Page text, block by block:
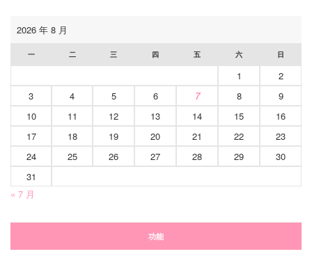
2026 年 8 月
一 二 三 四 五 六 日
1
2
3
4 5 6 7 8
9
10
11 12 13 14 15
16
17
18 19 20 21 22
23
24
25 26 27 28 29
30
31
« 7 月
功能